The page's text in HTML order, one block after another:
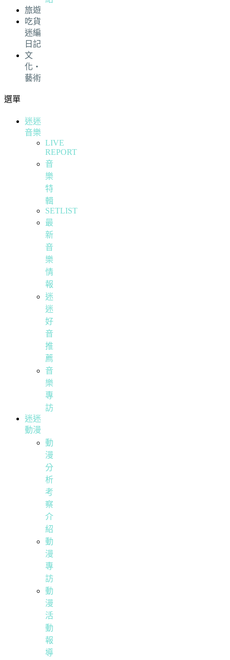
旅遊
吃貨
迷編
日記
文
化・
藝術
選單
迷迷
音樂
LIVE
REPORT
音
樂
特
輯
SETLIST
最
新
音
樂
情
報
迷
迷
好
音
推
薦
音
樂
專
訪
迷迷
動漫
動
漫
分
析
考
察
介
紹
動
漫
專
訪
動
漫
活
動
報
導